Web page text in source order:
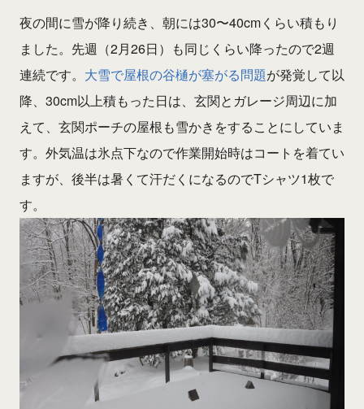
夜の間に雪が降り続き、朝には30〜40cmくらい積もり
ました。先週（2月26日）も同じくらい降ったので2週
連続です。 大雪で屋根の谷樋が塞がる問題が発覚して以
降、30cm以上積もった日は、玄関とガレージ周辺に加
えて、玄関ポーチの屋根も雪かきをすることにしていま
す。外気温は氷点下なので作業開始時はコートを着てい
ますが、後半は暑くて汗だくになるのでTシャツ1枚で
す。